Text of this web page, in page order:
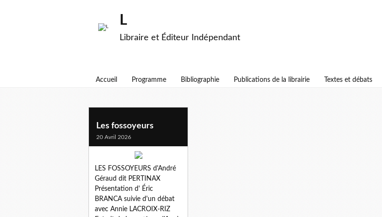
L
Libraire et Éditeur Indépendant
Accueil Programme Bibliographie Publications de la librairie Textes et débats
eric branca
Les fossoyeurs
20 Avril 2026
LES FOSSOYEURS d'André
Géraud dit PERTINAX
Présentation d' Éric
BRANCA suivie d'un débat
avec Annie LACROIX-RIZ